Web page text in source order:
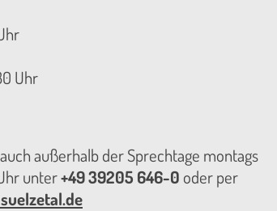
Uhr
außerhalb der Sprechtage montags
unter+49 39205 646-0 oder per